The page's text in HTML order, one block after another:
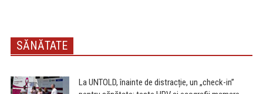
SĂNĂTATE
La UNTOLD, înainte de distracție, un „check-in”